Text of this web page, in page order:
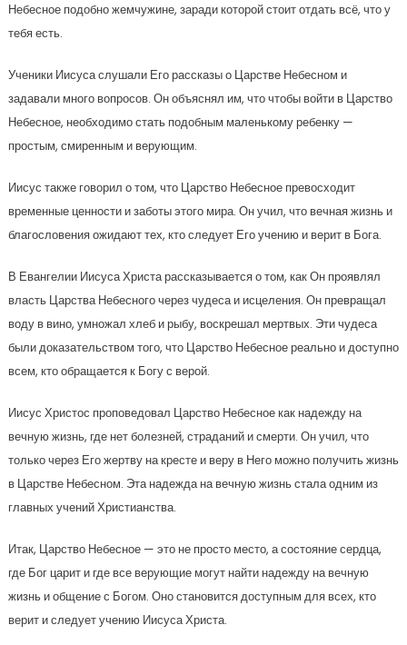
Небесное подобно жемчужине, заради которой стоит отдать всё, что у
тебя есть.
Ученики Иисуса слушали Его рассказы о Царстве Небесном и
задавали много вопросов. Он объяснял им, что чтобы войти в Царство
Небесное, необходимо стать подобным маленькому ребенку —
простым, смиренным и верующим.
Иисус также говорил о том, что Царство Небесное превосходит
временные ценности и заботы этого мира. Он учил, что вечная жизнь и
благословения ожидают тех, кто следует Его учению и верит в Бога.
В Евангелии Иисуса Христа рассказывается о том, как Он проявлял
власть Царства Небесного через чудеса и исцеления. Он превращал
воду в вино, умножал хлеб и рыбу, воскрешал мертвых. Эти чудеса
были доказательством того, что Царство Небесное реально и доступно
всем, кто обращается к Богу с верой.
Иисус Христос проповедовал Царство Небесное как надежду на
вечную жизнь, где нет болезней, страданий и смерти. Он учил, что
только через Его жертву на кресте и веру в Него можно получить жизнь
в Царстве Небесном. Эта надежда на вечную жизнь стала одним из
главных учений Христианства.
Итак, Царство Небесное — это не просто место, а состояние сердца,
где Бог царит и где все верующие могут найти надежду на вечную
жизнь и общение с Богом. Оно становится доступным для всех, кто
верит и следует учению Иисуса Христа.